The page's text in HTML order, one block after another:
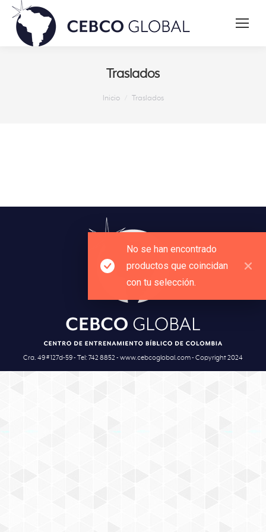
Traslados
Inicio Traslados
No se han encontrado
productos que coincidan
con tu selección.
Cra. 49 # 127d-59 - Tel: 742 8852 - www.cebcoglobal.com - Copyright 2024